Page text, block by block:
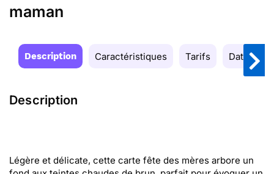
maman
Description Caractéristiques Tarifs Date de
Description
Légère et délicate, cette carte fête des mères arbore un